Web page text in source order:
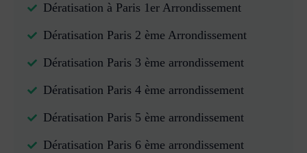
Dératisation à Paris 1er Arrondissement
Dératisation Paris 2 ème Arrondissement
Dératisation Paris 3 ème arrondissement
Dératisation Paris 4 ème arrondissement
Dératisation Paris 5 ème arrondissement
Dératisation Paris 6 ème arrondissement